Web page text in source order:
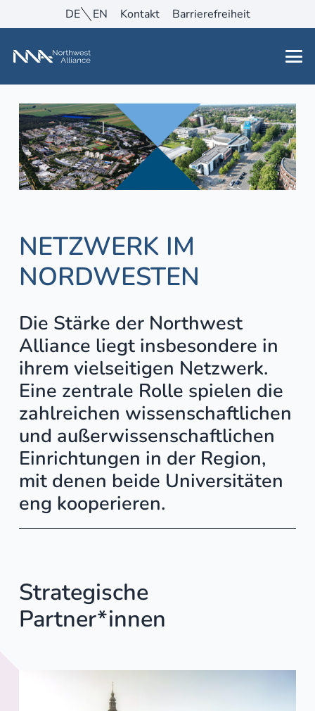
DE EN Kontakt Barrierefreiheit
NETZWERK IM
NORDWESTEN
Die Stärke der Northwest
Alliance liegt insbesondere in
ihrem vielseitigen Netzwerk.
Eine zentrale Rolle spielen die
zahlreichen wissenschaftlichen
und außerwissenschaftlichen
Einrichtungen in der Region,
mit denen beide Universitäten
eng kooperieren.
Strategische
Partner*innen